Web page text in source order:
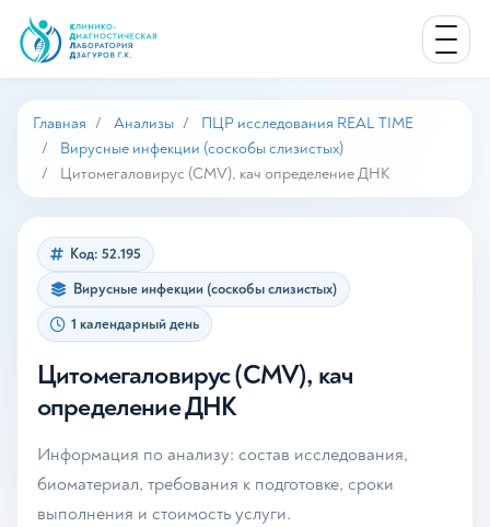
Главная Анализы
ПЦР исследования REAL TIME
Вирусные инфекции (соскобы слизистых)
Цитомегаловирус (CMV), кач определение ДНК
Код: 52.195
Вирусные инфекции (соскобы слизистых)
1 календарный день
Цитомегаловирус (CMV), кач
определение ДНК
Информация по анализу: состав исследования,
биоматериал, требования к подготовке, сроки
выполнения и стоимость услуги.